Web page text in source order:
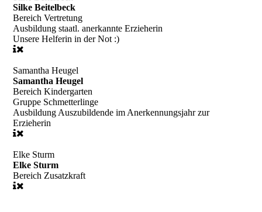
Silke Beitelbeck
BereichVertretung
Ausbildungstaatl. anerkannte Erzieherin
Unsere Helferin in der Not :)
Samantha Heugel
Samantha Heugel
BereichKindergarten
Gruppe Schmetterlinge
Ausbildung Auszubildende im Anerkennungsjahr zur
Erzieherin
Elke Sturm
Elke Sturm
Bereich Zusatzkraft